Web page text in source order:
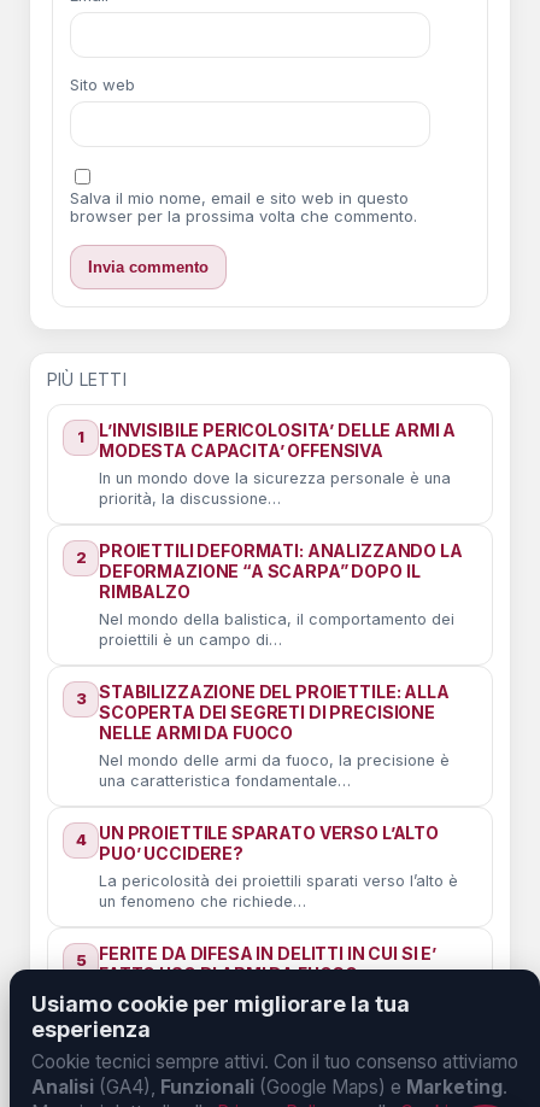
Sito web
Salva il mio nome, email e sito web in questo
browser per la prossima volta che commento.
PIÙ LETTI
1
L’INVISIBILE PERICOLOSITA’ DELLE ARMI A
MODESTA CAPACITA’ OFFENSIVA
In un mondo dove la sicurezza personale è una
priorità, la discussione…
2
PROIETTILI DEFORMATI: ANALIZZANDO LA
DEFORMAZIONE “A SCARPA” DOPO IL
RIMBALZO
Nel mondo della balistica, il comportamento dei
proiettili è un campo di…
3
STABILIZZAZIONE DEL PROIETTILE: ALLA
SCOPERTA DEI SEGRETI DI PRECISIONE
NELLE ARMI DA FUOCO
Nel mondo delle armi da fuoco, la precisione è
una caratteristica fondamentale…
4
UN PROIETTILE SPARATO VERSO L’ALTO
PUO’ UCCIDERE?
La pericolosità dei proiettili sparati verso l’alto è
un fenomeno che richiede…
5
FERITE DA DIFESA IN DELITTI IN CUI SI E’
FATTO USO DI ARMI DA FUOCO
Analisi Forense delle Ferite da Difesa nei Cadaveri:
Risolvere il Mistero della…
6
IL CASO POZZOLO: ANALISI TECNICA DEL
MINI-REVOLVER
Usiamo cookie per migliorare la tua
esperienza
Cookie tecnici sempre attivi. Con il tuo consenso attiviamo
Analisi (GA4), Funzionali (Google Maps) e Marketing.